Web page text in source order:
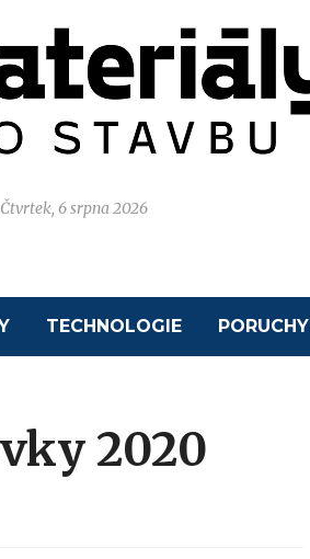
Čtvrtek, 6 srpna 2026
TECHNOLOGIE PORUCHY
2020